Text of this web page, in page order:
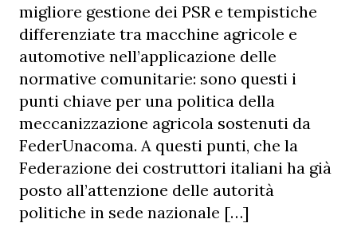
migliore gestione dei PSR e tempistiche
differenziate tra macchine agricole e
automotive nell’applicazione delle
normative comunitarie: sono questi i
punti chiave per una politica della
meccanizzazione agricola sostenuti da
FederUnacoma. A questi punti, che la
Federazione dei costruttori italiani ha già
posto all’attenzione delle autorità
politiche in sede nazionale […]